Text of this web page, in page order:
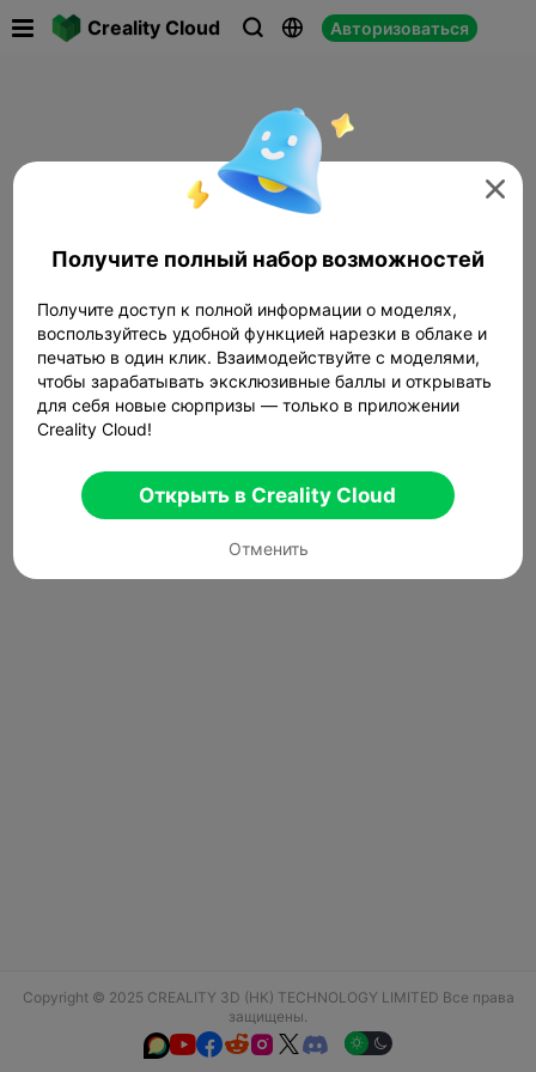
Creality Cloud   Авторизоваться
Copyright © 2025 CREALITY 3D (HK) TECHNOLOGY LIMITED Все права
защищены.
  

Получите полный набор возможностей
Получите доступ к полной информации о моделях,
воспользуйтесь удобной функцией нарезки в облаке и
печатью в один клик. Взаимодействуйте с моделями,
чтобы зарабатывать эксклюзивные баллы и открывать
для себя новые сюрпризы — только в приложении
Creality Cloud!
Открыть в Creality Cloud
Отменить